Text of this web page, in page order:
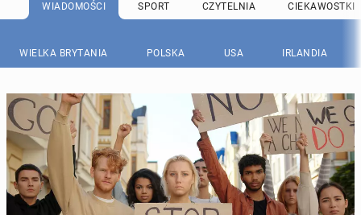
WIADOMOŚCI SPORT CZYTELNIA CIEKAWOSTKI
WIELKA BRYTANIA POLSKA USA IRLANDIA